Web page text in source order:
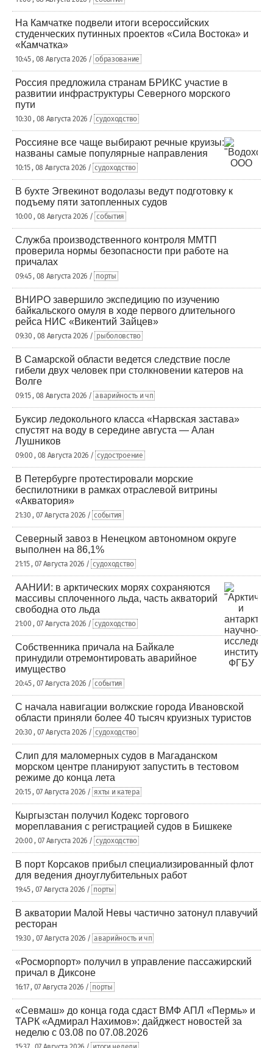
На Камчатке подвели итоги всероссийских
студенческих путинных проектов «Сила Востока» и
«Камчатка»
10:45 , 08 Августа 2026 / образование
Россия предложила странам БРИКС участие в
развитии инфраструктуры Северного морского
пути
10:30 , 08 Августа 2026 / судоходство
Россияне все чаще выбирают речные круизы:
названы самые популярные направления
10:15 , 08 Августа 2026 / судоходство
В бухте Эгвекинот водолазы ведут подготовку к
подъему пяти затопленных судов
10:00 , 08 Августа 2026 / события
Служба производственного контроля ММТП
проверила нормы безопасности при работе на
причалах
09:45 , 08 Августа 2026 / порты
ВНИРО завершило экспедицию по изучению
байкальского омуля в ходе первого длительного
рейса НИС «Викентий Зайцев»
09:30 , 08 Августа 2026 / рыболовство
В Самарской области ведется следствие после
гибели двух человек при столкновении катеров на
Волге
09:15 , 08 Августа 2026 / аварийность и чп
Буксир ледокольного класса «Нарвская застава»
спустят на воду в середине августа — Алан
Лушников
09:00 , 08 Августа 2026 / судостроение
В Петербурге протестировали морские
беспилотники в рамках отраслевой витрины
«Акватория»
21:30 , 07 Августа 2026 / события
Северный завоз в Ненецком автономном округе
выполнен на 86,1%
21:15 , 07 Августа 2026 / судоходство
ААНИИ: в арктических морях сохраняются
массивы сплоченного льда, часть акваторий
свободна ото льда
21:00 , 07 Августа 2026 / судоходство
Собственника причала на Байкале
принудили отремонтировать аварийное
имущество
20:45 , 07 Августа 2026 / события
С начала навигации волжские города Ивановской
области приняли более 40 тысяч круизных туристов
20:30 , 07 Августа 2026 / судоходство
Слип для маломерных судов в Магаданском
морском центре планируют запустить в тестовом
режиме до конца лета
20:15 , 07 Августа 2026 / яхты и катера
Кыргызстан получил Кодекс торгового
мореплавания с регистрацией судов в Бишкеке
20:00 , 07 Августа 2026 / судоходство
В порт Корсаков прибыл специализированный флот
для ведения дноуглубительных работ
19:45 , 07 Августа 2026 / порты
В акватории Малой Невы частично затонул плавучий
ресторан
19:30 , 07 Августа 2026 / аварийность и чп
«Росморпорт» получил в управление пассажирский
причал в Диксоне
16:17 , 07 Августа 2026 / порты
«Севмаш» до конца года сдаст ВМФ АПЛ «Пермь» и
ТАРК «Адмирал Нахимов»: дайджест новостей за
неделю с 03.08 по 07.08.2026